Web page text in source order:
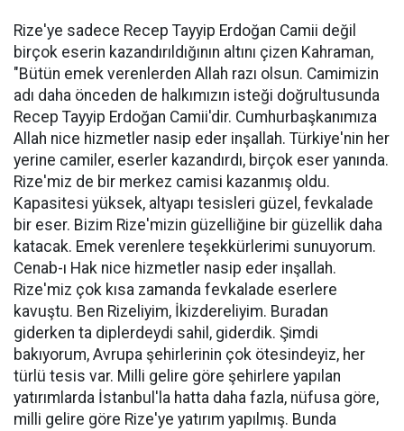
Rize'ye sadece Recep Tayyip Erdoğan Camii değil
birçok eserin kazandırıldığının altını çizen Kahraman,
"Bütün emek verenlerden Allah razı olsun. Camimizin
adı daha önceden de halkımızın isteği doğrultusunda
Recep Tayyip Erdoğan Camii'dir. Cumhurbaşkanımıza
Allah nice hizmetler nasip eder inşallah. Türkiye'nin her
yerine camiler, eserler kazandırdı, birçok eser yanında.
Rize'miz de bir merkez camisi kazanmış oldu.
Kapasitesi yüksek, altyapı tesisleri güzel, fevkalade
bir eser. Bizim Rize'mizin güzelliğine bir güzellik daha
katacak. Emek verenlere teşekkürlerimi sunuyorum.
Cenab-ı Hak nice hizmetler nasip eder inşallah.
Rize'miz çok kısa zamanda fevkalade eserlere
kavuştu. Ben Rizeliyim, İkizdereliyim. Buradan
giderken ta diplerdeydi sahil, giderdik. Şimdi
bakıyorum, Avrupa şehirlerinin çok ötesindeyiz, her
türlü tesis var. Milli gelire göre şehirlere yapılan
yatırımlarda İstanbul'la hatta daha fazla, nüfusa göre,
milli gelire göre Rize'ye yatırım yapılmış. Bunda